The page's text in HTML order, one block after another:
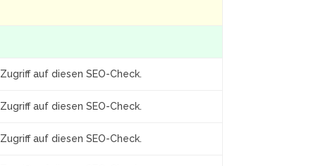
auf diesen SEO-Check.
auf diesen SEO-Check.
auf diesen SEO-Check.